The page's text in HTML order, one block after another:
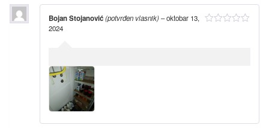
Bojan Stojanović(potvrđen vlasnik)–oktobar 13,
2024